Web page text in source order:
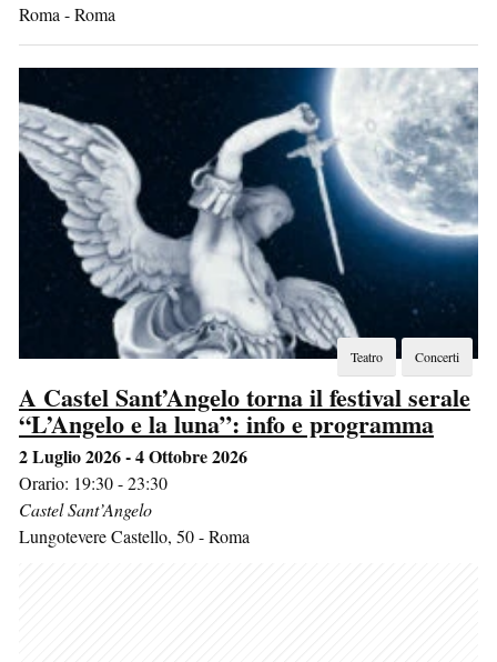
Roma -Roma
Concerti
Teatro
A Castel Sant’Angelo torna il festival serale
“L’Angelo e la luna”: info e programma
2 Luglio 2026 - 4 Ottobre 2026
Orario: 19:30 - 23:30
Castel Sant’Angelo
Lungotevere Castello, 50-Roma